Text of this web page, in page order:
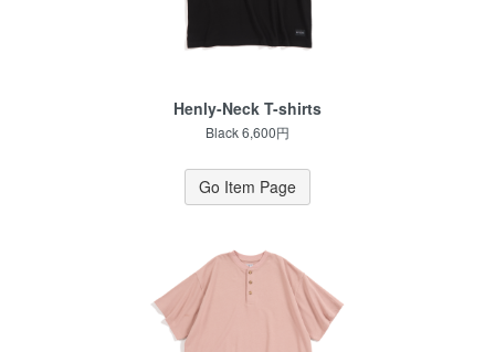
Henly-Neck T-shirts
Black 6,600円
Go Item Page